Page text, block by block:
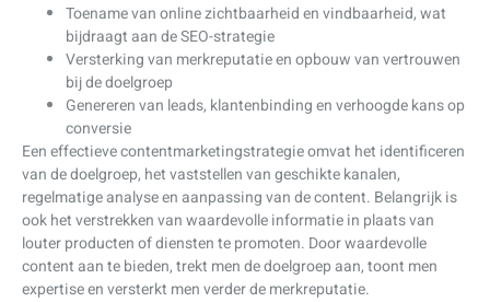
Toename van online zichtbaarheid en vindbaarheid, wat
bijdraagt aan de SEO-strategie
Versterking van merkreputatie en opbouw van vertrouwen
bij de doelgroep
Genereren van leads, klantenbinding en verhoogde kans op
conversie
Een effectieve contentmarketingstrategie omvat het identificeren
van de doelgroep, het vaststellen van geschikte kanalen,
regelmatige analyse en aanpassing van de content. Belangrijk is
ook het verstrekken van waardevolle informatie in plaats van
louter producten of diensten te promoten. Door waardevolle
content aan te bieden, trekt men de doelgroep aan, toont men
expertise en versterkt men verder de merkreputatie.